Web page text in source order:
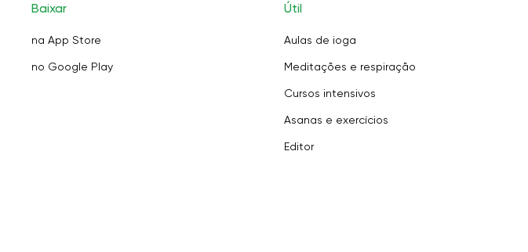
Baixar
na App Store
no Google Play
Útil
Aulas de ioga
Meditações e respiração
Cursos intensivos
Asanas e exercícios
Editor